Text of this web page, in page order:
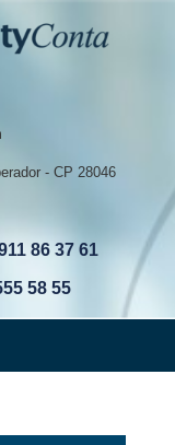
- CP 28046
86 37 61
58 55